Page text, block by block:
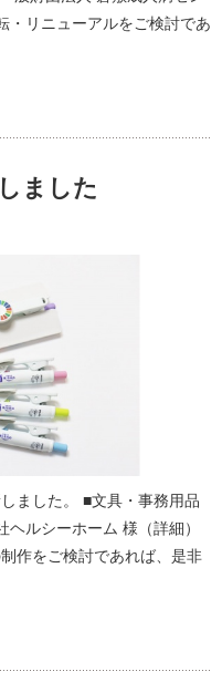
・リニューアルをご検討であ
ました
ました。 ■文具・事務用品
ヘルシーホーム 様（詳細​）
作をご検討であれば、是非